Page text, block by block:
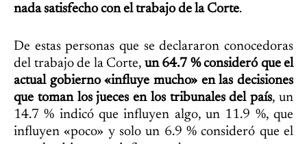
nada satisfecho con el trabajo de la Corte.
De estas personas que se declararon conocedoras
del trabajo de la Corte, un 64.7 % consideró que el
actual gobierno «influye mucho» en las decisiones
que toman los jueces en los tribunales del país, un
14.7 % indicó que influyen algo, un 11.9 %, que
influyen «poco» y solo un 6.9 % consideró que el